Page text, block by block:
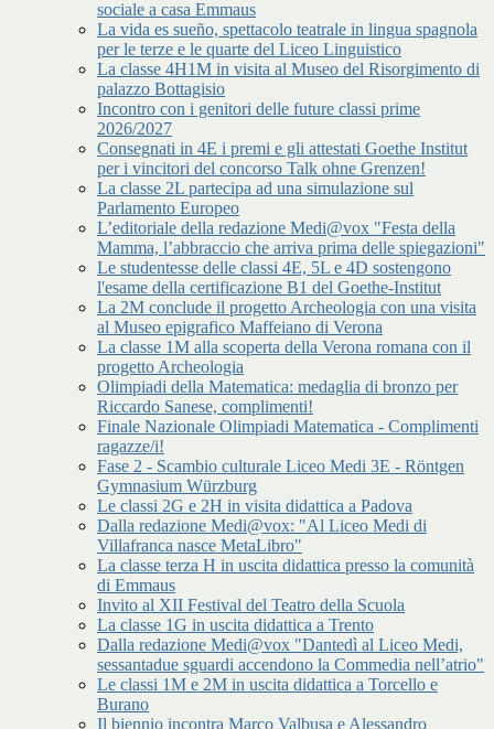
sociale a casa Emmaus
La vida es sueño, spettacolo teatrale in lingua spagnola
per le terze e le quarte del Liceo Linguistico
La classe 4H1M in visita al Museo del Risorgimento di
palazzo Bottagisio
Incontro con i genitori delle future classi prime
2026/2027
Consegnati in 4E i premi e gli attestati Goethe Institut
per i vincitori del concorso Talk ohne Grenzen!
La classe 2L partecipa ad una simulazione sul
Parlamento Europeo
L’editoriale della redazione Medi@vox "Festa della
Mamma, l’abbraccio che arriva prima delle spiegazioni"
Le studentesse delle classi 4E, 5L e 4D sostengono
l'esame della certificazione B1 del Goethe-Institut
La 2M conclude il progetto Archeologia con una visita
al Museo epigrafico Maffeiano di Verona
La classe 1M alla scoperta della Verona romana con il
progetto Archeologia
Olimpiadi della Matematica: medaglia di bronzo per
Riccardo Sanese, complimenti!
Finale Nazionale Olimpiadi Matematica - Complimenti
ragazze/i!
Fase 2 - Scambio culturale Liceo Medi 3E - Röntgen
Gymnasium Würzburg
Le classi 2G e 2H in visita didattica a Padova
Dalla redazione Medi@vox: "Al Liceo Medi di
Villafranca nasce MetaLibro"
La classe terza H in uscita didattica presso la comunità
di Emmaus
Invito al XII Festival del Teatro della Scuola
La classe 1G in uscita didattica a Trento
Dalla redazione Medi@vox "Dantedì al Liceo Medi,
sessantadue sguardi accendono la Commedia nell’atrio"
Le classi 1M e 2M in uscita didattica a Torcello e
Burano
Il biennio incontra Marco Valbusa e Alessandro